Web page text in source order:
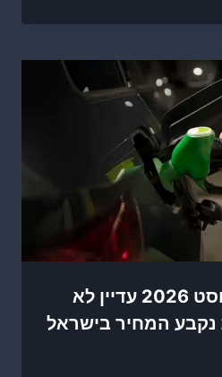
מחיר הדלק באוגוסט 2026 עדיין לא
המחיר בישראל